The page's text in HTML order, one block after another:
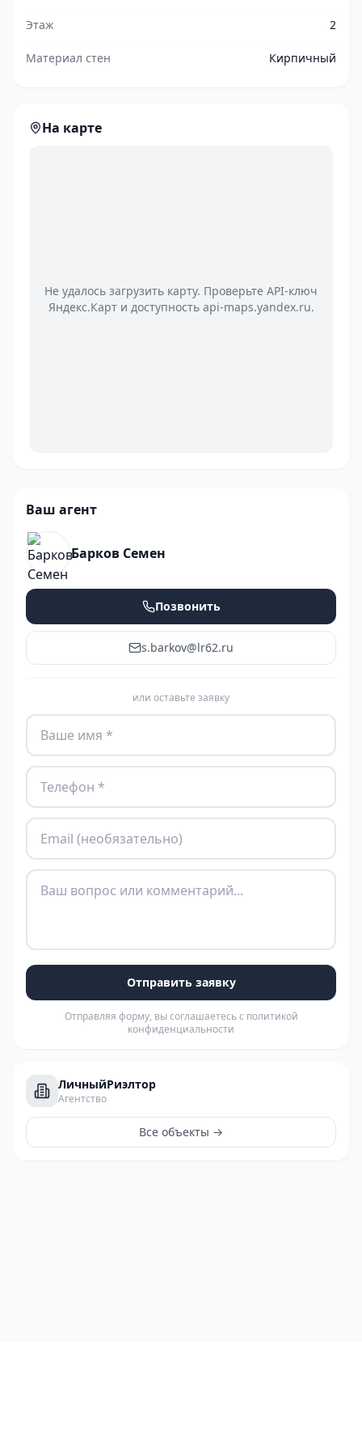
Этаж 2
Материал стен Кирпичный
На карте
Не удалось загрузить карту. Проверьте API-ключ
Яндекс.Карт и доступность api-maps.yandex.ru.
Ваш агент
Барков Семен
Позвонить
s.barkov@lr62.ru
или оставьте заявку
Отправить заявку
Отправляя форму, вы соглашаетесь с политикой
конфиденциальности
ЛичныйРиэлтор
Агентство
Все объекты →